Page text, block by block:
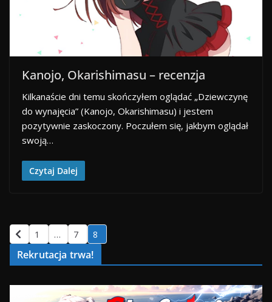
Kanojo, Okarishimasu – recenzja
Kilkanaście dni temu skończyłem oglądać „Dziewczynę
do wynajęcia” (Kanojo, Okarishimasu) i jestem
pozytywnie zaskoczony. Poczułem się, jakbym oglądał
swoją…
Czytaj Dalej
1 … 7 8
Rekrutacja trwa!